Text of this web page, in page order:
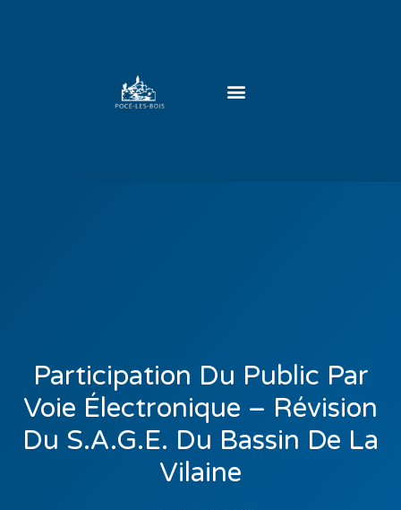
Participation Du Public Par
Voie Électronique – Révision
Du S.A.G.E. Du Bassin De La
Vilaine